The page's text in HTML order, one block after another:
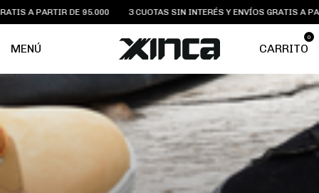
DE 95.000 3 CUOTAS SIN INTERÉS Y ENVÍOS GRATIS A PARTIR DE
MENÚ CARRITO
0